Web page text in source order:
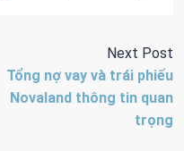
Next Post
Tổng nợ vay và trái phiếu
Novaland thông tin quan
trọng